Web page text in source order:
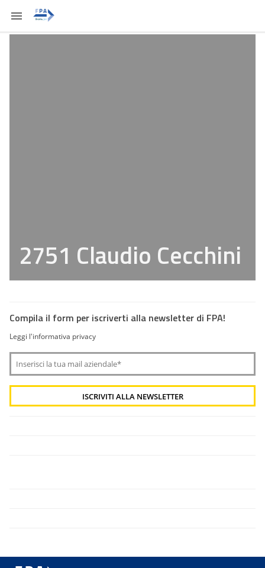
2751 Claudio Cecchini
Compila il form per iscriverti alla newsletter di FPA!
Leggi l'informativa privacy